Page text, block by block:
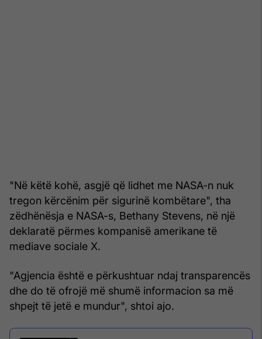
"Në këtë kohë, asgjë që lidhet me NASA-n nuk
tregon kërcënim për sigurinë kombëtare", tha
zëdhënësja e NASA-s, Bethany Stevens, në një
deklaratë përmes kompanisë amerikane të
mediave sociale X.
"Agjencia është e përkushtuar ndaj transparencës
dhe do të ofrojë më shumë informacion sa më
shpejt të jetë e mundur", shtoi ajo.